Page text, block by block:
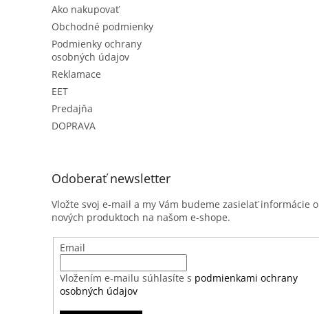
Ako nakupovať
Obchodné podmienky
Podmienky ochrany
osobných údajov
Reklamace
EET
Predajňa
DOPRAVA
Odoberať newsletter
Vložte svoj e-mail a my Vám budeme zasielať informácie o
nových produktoch na našom e-shope.
Email
Vložením e-mailu súhlasíte s podmienkami ochrany
osobných údajov